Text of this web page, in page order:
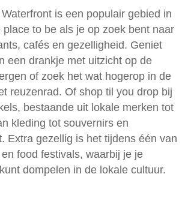
is een populair gebied in
place to be als je op zoek bent naar
cafés en gezelligheid. Geniet
een drankje met uitzicht op de
of zoek het wat hogerop in de
reuzenrad. Of shop til you drop bij
bestaande uit lokale merken tot
kleding tot souvernirs en
Extra gezellig is het tijdens één van
food festivals, waarbij je je
dompelen in de lokale cultuur.